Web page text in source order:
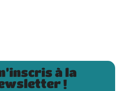
à la
!